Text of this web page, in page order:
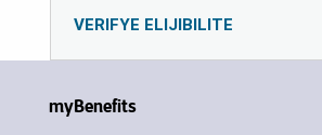
VERIFYE ELIJIBILITE
myBenefits